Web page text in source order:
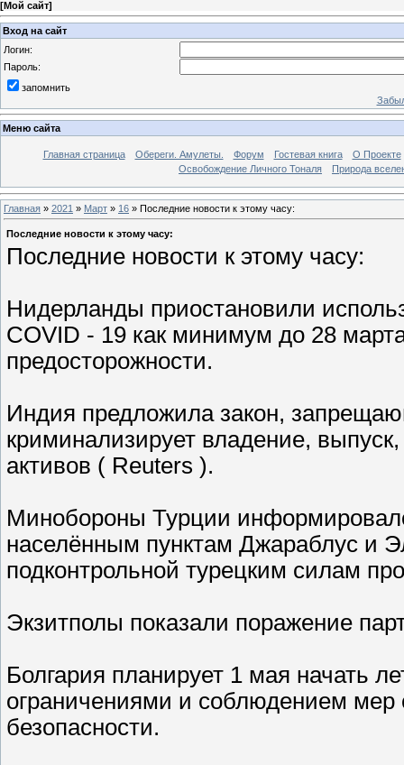
[Мой сайт]
Вход на сайт
Логин:
Пароль:
запомнить
Меню сайта
Главная страница Обереги. Амулеты. Форум Гостевая книга
О Проекте
Освобождение Личного Тоналя
Природа
Главная » 2021 » Март » 16 » Последние новости к этому часу:
Последние новости к этому часу:
Последние новости к этому часу:
Нидерланды приостановили
COVID - 19 как минимум до 28
предосторожности.
Индия предложила закон,
криминализирует владение,
активов ( Reuters ).
Минобороны Турции
населённым пунктам Джараблус и
подконтрольной турецким силам
Экзитполы показали поражение
Болгария планирует 1 мая начать
ограничениями и соблюдением мер
безопасности.